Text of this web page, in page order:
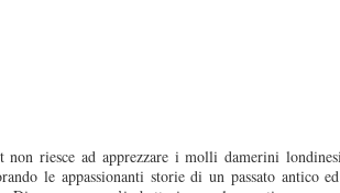
non riesce ad apprezzare i molli damerini
le appassionanti storie di un passato antico